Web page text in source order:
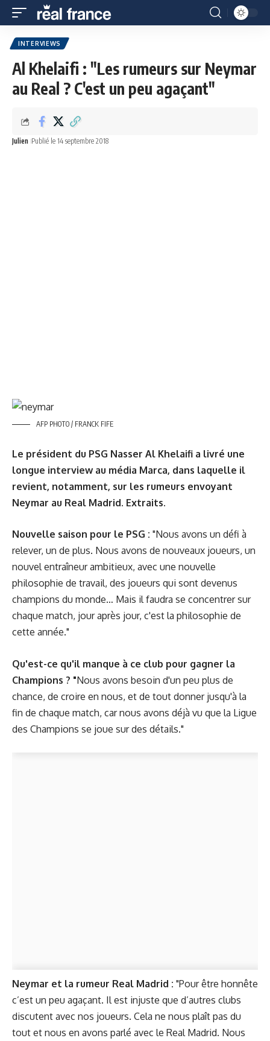
INTERVIEWS
Al Khelaifi : "Les rumeurs sur Neymar
au Real ? C'est un peu agaçant"
Julien Publié le 14 septembre 2018
AFP PHOTO / FRANCK FIFE
Le président du PSG Nasser Al Khelaifi a livré une
longue interview au média Marca, dans laquelle il
revient, notamment, sur les rumeurs envoyant
Neymar au Real Madrid. Extraits.
Nouvelle saison pour le PSG : "Nous avons un défi à
relever, un de plus. Nous avons de nouveaux joueurs, un
nouvel entraîneur ambitieux, avec une nouvelle
philosophie de travail, des joueurs qui sont devenus
champions du monde… Mais il faudra se concentrer sur
chaque match, jour après jour, c'est la philosophie de
cette année."
Qu'est-ce qu'il manque à ce club pour gagner la
Champions ? "Nous avons besoin d'un peu plus de
chance, de croire en nous, et de tout donner jusqu'à la
fin de chaque match, car nous avons déjà vu que la Ligue
des Champions se joue sur des détails."
Neymar et la rumeur Real Madrid : "Pour être honnête
c’est un peu agaçant. Il est injuste que d’autres clubs
discutent avec nos joueurs. Cela ne nous plaît pas du
tout et nous en avons parlé avec le Real Madrid. Nous